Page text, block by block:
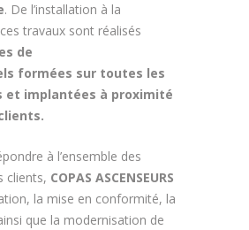
. De l’installation à la
travaux sont réalisés
de
formées sur toutes les
et implantées à proximité
à l’ensemble des
clients, COPAS ASCENSEURS
la mise en conformité, la
que la modernisation de